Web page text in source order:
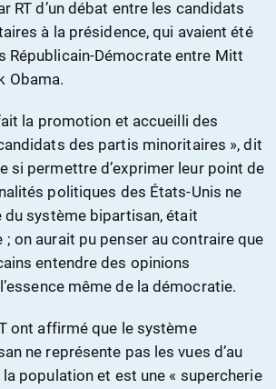
RT d’un débat entre les candidats
à la présidence, qui avaient été
Républicain-Démocrate entre Mitt
Obama.
la promotion et accueilli des
des partis minoritaires », dit
si permettre d’exprimer leur point de
politiques des États-Unis ne
système bipartisan, était
on aurait pu penser au contraire que
entendre des opinions
même de la démocratie.
ont affirmé que le système
ne représente pas les vues d’au
population et est une « supercherie